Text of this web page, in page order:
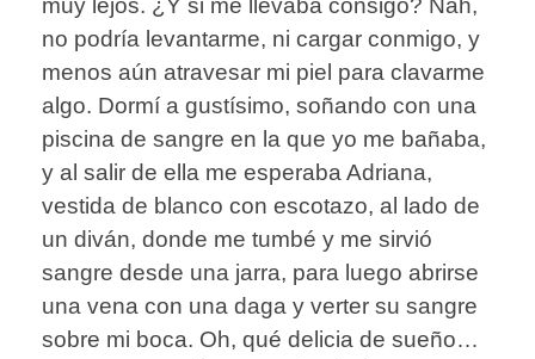
muy lejos. ¿Y si me llevaba consigo? Nah,
no podría levantarme, ni cargar conmigo, y
menos aún atravesar mi piel para clavarme
algo. Dormí a gustísimo, soñando con una
piscina de sangre en la que yo me bañaba,
y al salir de ella me esperaba Adriana,
vestida de blanco con escotazo, al lado de
un diván, donde me tumbé y me sirvió
sangre desde una jarra, para luego abrirse
una vena con una daga y verter su sangre
sobre mi boca. Oh, qué delicia de sueño…